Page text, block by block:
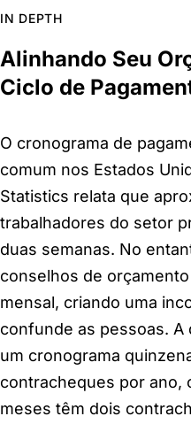
IN DEPTH
Alinhando Seu
Ciclo de
O cronograma de
comum nos Estados
Statistics relata que
trabalhadores do setor
duas semanas. No
conselhos de
mensal, criando uma
confunde as pessoas.
um cronograma
contracheques por ano,
meses têm dois